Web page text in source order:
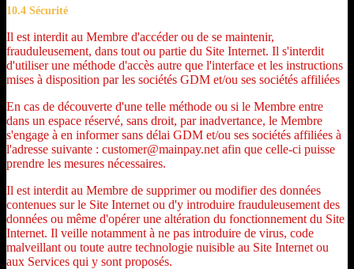
10.4 Sécurité
Il est interdit au Membre d'accéder ou de se maintenir,
frauduleusement, dans tout ou partie du Site Internet. Il s'interdit
d'utiliser une méthode d'accès autre que l'interface et les instructions
mises à disposition par les sociétés GDM et/ou ses sociétés affiliées
En cas de découverte d'une telle méthode ou si le Membre entre
dans un espace réservé, sans droit, par inadvertance, le Membre
s'engage à en informer sans délai GDM et/ou ses sociétés affiliées à
l'adresse suivante : customer@mainpay.net afin que celle-ci puisse
prendre les mesures nécessaires.
Il est interdit au Membre de supprimer ou modifier des données
contenues sur le Site Internet ou d'y introduire frauduleusement des
données ou même d'opérer une altération du fonctionnement du Site
Internet. Il veille notamment à ne pas introduire de virus, code
malveillant ou toute autre technologie nuisible au Site Internet ou
aux Services qui y sont proposés.